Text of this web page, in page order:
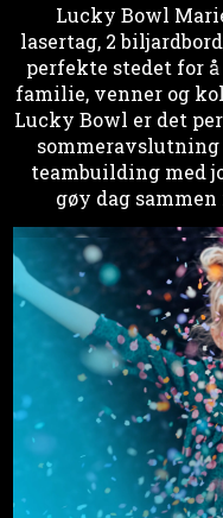
Lucky Bowl
lasertag, 2
perfekte stedet for
familie, venner og
Lucky Bowl er det
teambuilding med
gøy dag